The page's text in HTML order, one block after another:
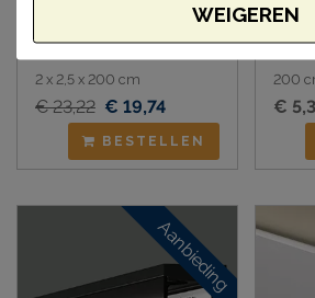
2 x 2,5 x 200 cm
€ 23,22 € 19,74
BESTELLEN
200
€
Aanbieding
WEIGEREN